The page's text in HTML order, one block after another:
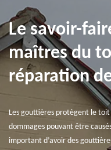
Le savoir-
maîtres du
réparation
Les gouttières protègent le
dommages pouvant être
important d’avoir des